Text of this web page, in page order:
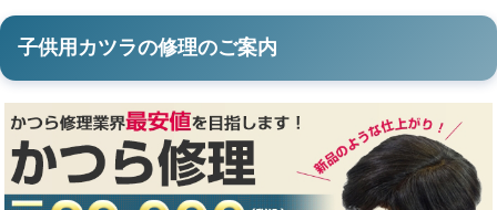
子供用カツラの修理のご案内